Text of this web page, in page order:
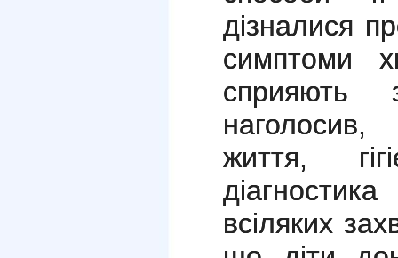
дізналися
симптоми
сприяють
життя,
всіляких